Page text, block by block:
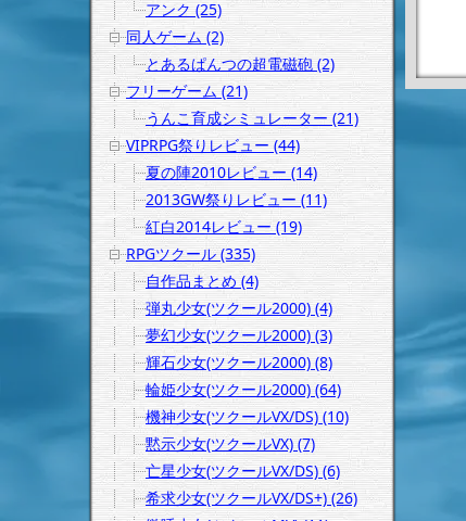
アンク (25)
同人ゲーム (2)
とあるぱんつの超電磁砲 (2)
フリーゲーム (21)
うんこ育成シミュレーター (21)
VIPRPG祭りレビュー (44)
夏の陣2010レビュー (14)
2013GW祭りレビュー (11)
紅白2014レビュー (19)
RPGツクール (335)
自作品まとめ (4)
弾丸少女(ツクール2000) (4)
夢幻少女(ツクール2000) (3)
輝石少女(ツクール2000) (8)
輪姫少女(ツクール2000) (64)
機神少女(ツクールVX/DS) (10)
黙示少女(ツクールVX) (7)
亡星少女(ツクールVX/DS) (6)
希求少女(ツクールVX/DS+) (26)